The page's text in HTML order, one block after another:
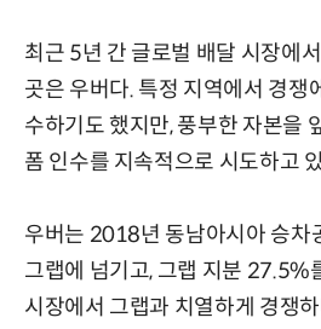
최근 5년 간 글로벌 배달 시장에
곳은 우버다. 특정 지역에서 경쟁
수하기도 했지만, 풍부한 자본을
폼 인수를 지속적으로 시도하고
우버는 2018년 동남아시아 승차
그랩에 넘기고, 그랩 지분 27.5%
시장에서 그랩과 치열하게 경쟁